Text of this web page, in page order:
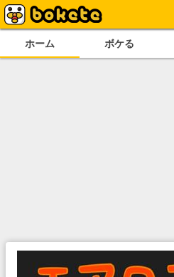
ホーム ボケる